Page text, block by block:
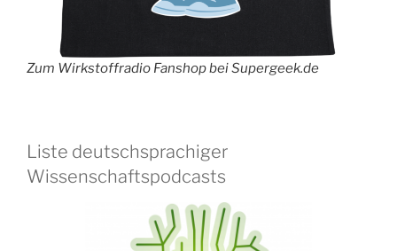
Zum Wirkstoffradio Fanshop bei Supergeek.de
Liste deutschsprachiger
Wissenschaftspodcasts